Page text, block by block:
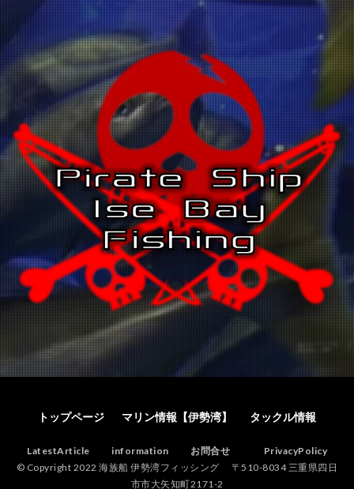
トップページ マリン情報【伊勢湾】 タックル情報
LatestArticle information お問合せ
PrivacyPolicy
© Copyright 2022 海族船 伊勢湾フィッシング 〒510-8034 三重県四日
市市大矢知町2171-2